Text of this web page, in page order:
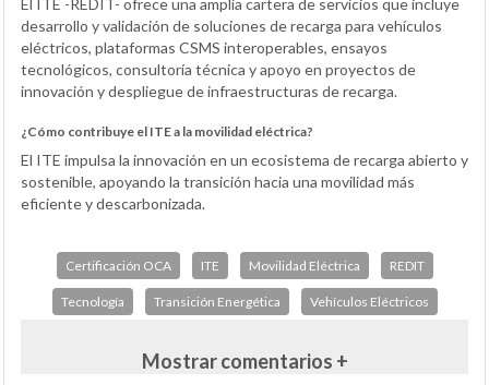
desarrollo y validación de soluciones de recarga para vehículos
eléctricos, plataformas CSMS interoperables, ensayos
tecnológicos, consultoría técnica y apoyo en proyectos de
innovación y despliegue de infraestructuras de recarga.
¿Cómo contribuye el ITE a la movilidad eléctrica?
El ITE impulsa la innovación en un ecosistema de recarga abierto y
sostenible, apoyando la transición hacia una movilidad más
eficiente y descarbonizada.
Certificación OCA ITE Movilidad Eléctrica REDIT
Tecnología Transición Energética Vehículos Eléctricos
Mostrar comentarios +